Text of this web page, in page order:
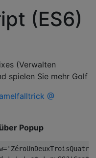
(ES6)
(Verwalten
spielen Sie mehr Golf
@
Popup